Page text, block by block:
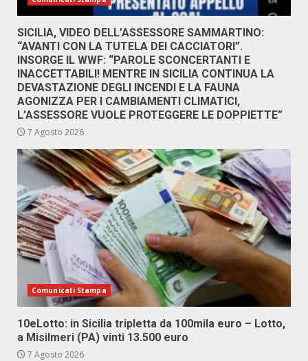
SICILIA, VIDEO DELL’ASSESSORE SAMMARTINO:
“AVANTI CON LA TUTELA DEI CACCIATORI”.
INSORGE IL WWF: “PAROLE SCONCERTANTI E
INACCETTABILI! MENTRE IN SICILIA CONTINUA LA
DEVASTAZIONE DEGLI INCENDI E LA FAUNA
AGONIZZA PER I CAMBIAMENTI CLIMATICI,
L’ASSESSORE VUOLE PROTEGGERE LE DOPPIETTE”
7 Agosto 2026
Comunicati Stampa
10eLotto: in Sicilia tripletta da 100mila euro – Lotto,
a Misilmeri (PA) vinti 13.500 euro
7 Agosto 2026